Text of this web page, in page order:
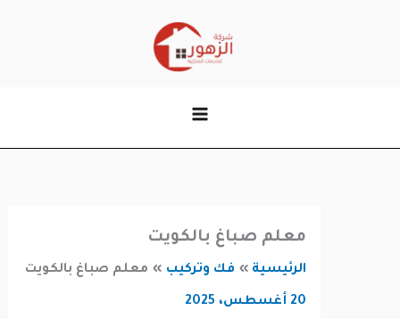
معلم صباغ بالكويت
الرئيسية فك وتركيب معلم صباغ بالكويت